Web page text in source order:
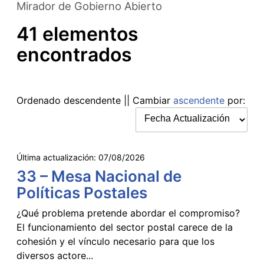
Mirador de Gobierno Abierto
41 elementos
encontrados
Ordenado descendente || Cambiar ascendente por:
Última actualización: 07/08/2026
33 – Mesa Nacional de
Políticas Postales
¿Qué problema pretende abordar el compromiso?
El funcionamiento del sector postal carece de la
cohesión y el vínculo necesario para que los
diversos actore...